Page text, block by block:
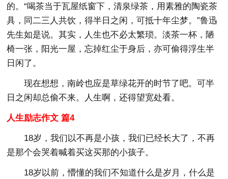
的。“喝茶当于瓦屋纸窗下，清泉绿茶，用素雅的陶瓷茶
具，同二三人共饮，得半日之闲，可抵十年尘梦。”鲁迅
先生如是说。其实，人生也不必太繁琐。淡茶一杯，陋
椅一张，阳光一屋，忘掉红尘于身后，亦可偷得浮生半
日闲了。
现在想想，南岭也应是草绿花开的时节了吧。可半
日之闲却总偷不来。人生啊，还得望宽处看。
人生励志作文 篇4
18岁，我们以不再是小孩，我们已经长大了，不再
是那个会哭着喊着买这买那的小孩子。
18岁以前，懵懂的我们不知道什么是岁月，什么是